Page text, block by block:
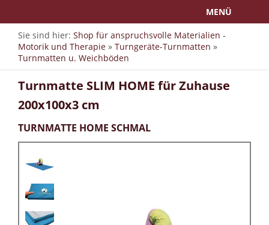
MENÜ
Sie sind hier: Shop für anspruchsvolle Materialien -
Motorik und Therapie » Turngeräte-Turnmatten »
Turnmatten u. Weichböden
Turnmatte SLIM HOME für Zuhause
200x100x3 cm
TURNMATTE HOME SCHMAL